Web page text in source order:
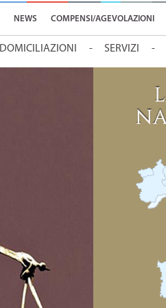
NEWS COMPENSI/AGEVOLAZIONI
DOMICILIAZIONI SERVIZI